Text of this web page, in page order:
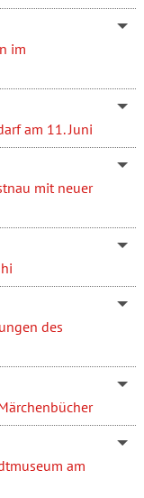
im
am 11. Juni
mit neuer
des
am